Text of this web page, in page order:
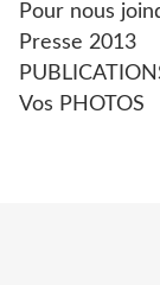
Pour nous
Presse 2013
Vos PHOTOS